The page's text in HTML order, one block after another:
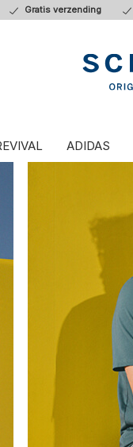
Gratis verzending
ADIDAS